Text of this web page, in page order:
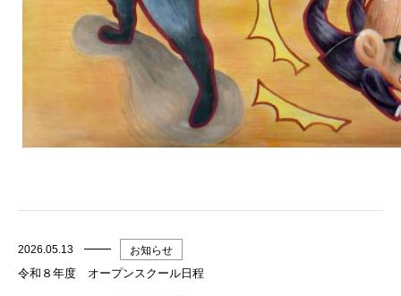
2026.05.13 お知らせ
令和８年度 オープンスクール日程